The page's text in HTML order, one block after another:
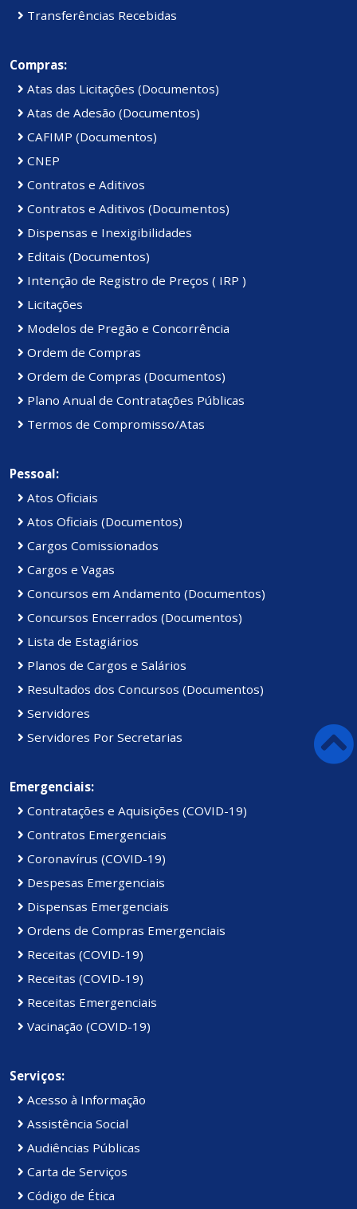
Transferências Recebidas
Compras:
Atas das Licitações (Documentos)
Atas de Adesão (Documentos)
CAFIMP (Documentos)
CNEP
Contratos e Aditivos
Contratos e Aditivos (Documentos)
Dispensas e Inexigibilidades
Editais (Documentos)
Intenção de Registro de Preços ( IRP )
Licitações
Modelos de Pregão e Concorrência
Ordem de Compras
Ordem de Compras (Documentos)
Plano Anual de Contratações Públicas
Termos de Compromisso/Atas
Pessoal:
Atos Oficiais
Atos Oficiais (Documentos)
Cargos Comissionados
Cargos e Vagas
Concursos em Andamento (Documentos)
Concursos Encerrados (Documentos)
Lista de Estagiários
Planos de Cargos e Salários
Resultados dos Concursos (Documentos)
Servidores
Servidores Por Secretarias
Emergenciais:
Contratações e Aquisições (COVID-19)
Contratos Emergenciais
Coronavírus (COVID-19)
Despesas Emergenciais
Dispensas Emergenciais
Ordens de Compras Emergenciais
Receitas (COVID-19)
Receitas (COVID-19)
Receitas Emergenciais
Vacinação (COVID-19)
Serviços:
Acesso à Informação
Assistência Social
Audiências Públicas
Carta de Serviços
Código de Ética